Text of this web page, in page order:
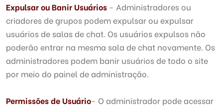
Expulsar ou Banir Usuários - Administradores ou
criadores de grupos podem expulsar ou expulsar
usuários de salas de chat. Os usuários expulsos não
poderão entrar na mesma sala de chat novamente. Os
administradores podem banir usuários de todo o site
por meio do painel de administração.
Permissões de Usuário- O administrador pode acessar